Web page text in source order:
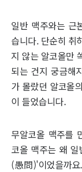
일반 맥주와는 근
습니다. 단순히 취
지 않는 알코올만
되는 건지 궁금해
가 몰랐던 알코올
이 들었습니다.
무알코올 맥주를
코올 맥주는 왜
(愚問)'이었을까